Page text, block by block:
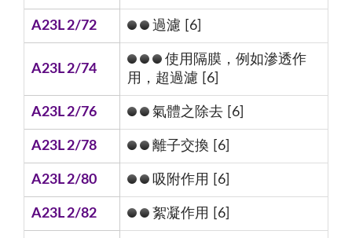
A23L 2/72 過濾 [6]
A23L 2/74
使用隔膜，例如滲透作
用，超過濾 [6]
A23L 2/76 氣體之除去 [6]
A23L 2/78 離子交換 [6]
A23L 2/80 吸附作用 [6]
A23L 2/82 絮凝作用 [6]